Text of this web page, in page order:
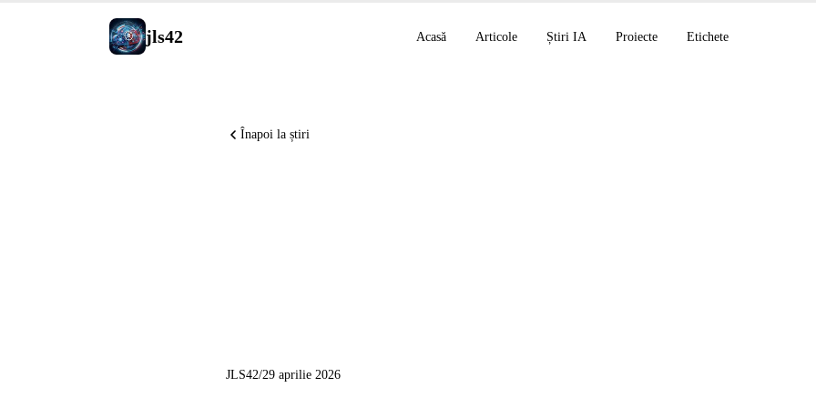
jls42 Acasă Articole Știri IA Proiecte Etichete
Înapoi la știri
JLS42/29 aprilie 2026